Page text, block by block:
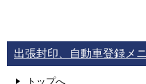
出張封印、自動車登録メ
トップへ